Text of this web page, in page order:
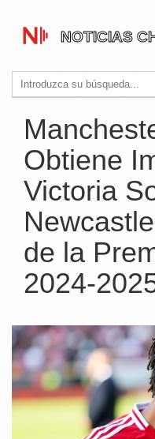
Obtiene
Victoria
de la
2024-